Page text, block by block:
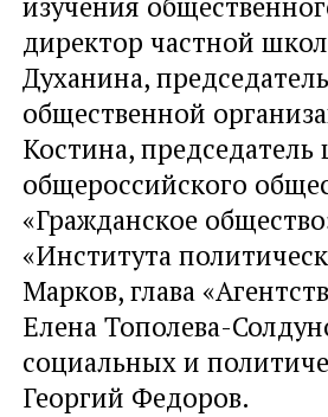
директор частной
Духанина,
общественной
Костина, председатель
общероссийского
«Гражданское
«Института
Марков, глава
Елена Тополева-
социальных и
Георгий Федоров.